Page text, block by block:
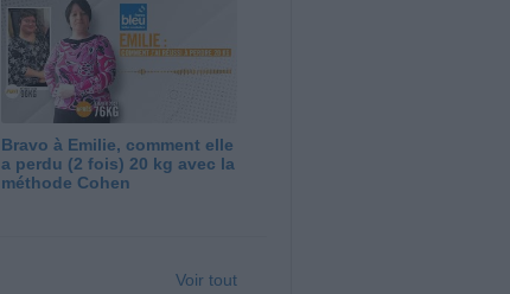
Bravo à Emilie, comment elle
a perdu (2 fois) 20 kg avec la
méthode Cohen
Voir tout